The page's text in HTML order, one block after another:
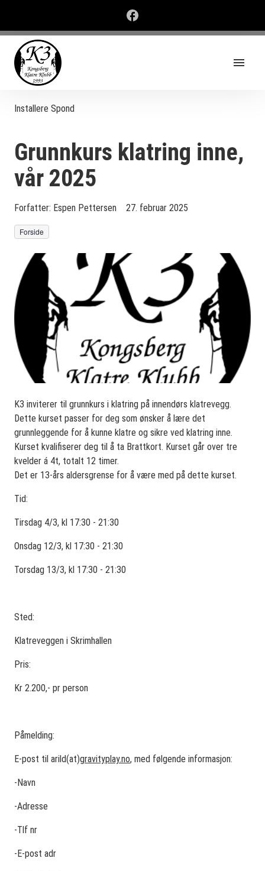
Installere Spond
Grunnkurs klatring inne,
vår 2025
Forfatter: Espen Pettersen 27. februar 2025
Forside
K3 inviterer til grunnkurs i klatring på innendørs klatrevegg.
Dette kurset passer for deg som ønsker å lære det
grunnleggende for å kunne klatre og sikre ved klatring inne.
Kurset kvalifiserer deg til å ta Brattkort. Kurset går over tre
kvelder á 4t, totalt 12 timer.
Det er 13-års aldersgrense for å være med på dette kurset.
Tid:
Tirsdag 4/3, kl 17:30 - 21:30
Onsdag 12/3, kl 17:30 - 21:30
Torsdag 13/3, kl 17:30 - 21:30
Sted:
Klatreveggen i Skrimhallen
Pris:
Kr 2.200,- pr person
Påmelding:
E-post til arild(at)gravityplay.no, med følgende informasjon:
-Navn
-Adresse
-Tlf nr
-E-post adr